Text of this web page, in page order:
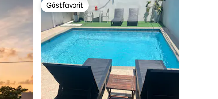
Gästfavorit
Gästfavorit